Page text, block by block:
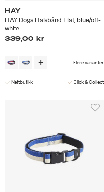
HAY
HAY Dogs Halsbånd Flat, blue/off-
white
339,00 kr
Flere varianter
Nettbutikk Click & Collect